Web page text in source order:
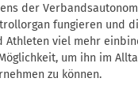
der
fungieren und
Athleten viel mehr
um ihn im
zu können.